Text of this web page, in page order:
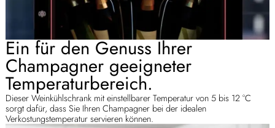
Ein für den Genuss Ihrer
Champagner geeigneter
Temperaturbereich.
Dieser Weinkühlschrank mit einstellbarer Temperatur von 5 bis 12 °C
sorgt dafür, dass Sie Ihren Champagner bei der idealen
Verkostungstemperatur servieren können.